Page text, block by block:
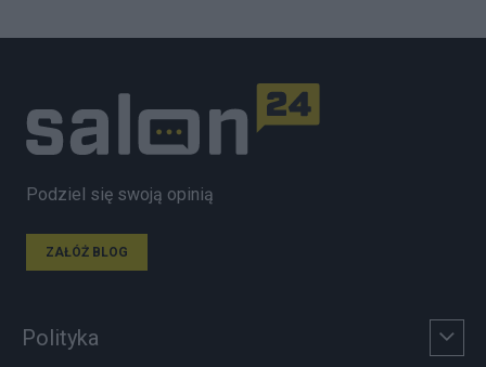
Podziel się swoją opinią
ZAŁÓŻ BLOG
Polityka